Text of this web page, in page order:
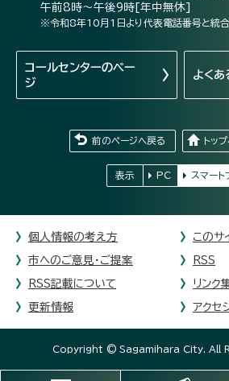
午前8時～午後9時[年中無休]
※令和8年10月1日より代表電話番号と統合
コールセンターのペー
ジ
よくあ
前のページへ戻る トッ
表示 PC スマート
個人情報の考え方 このサ
市へのご意見・ご提案 RSS
RSS記載について リンク
更新情報 アクセ
Copyright © Sagamihara City. All